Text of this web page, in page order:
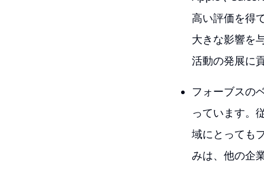
高い評価を得
大きな影響を
活動の発展に
フォーブスの
っています。
域にとっても
みは、他の企